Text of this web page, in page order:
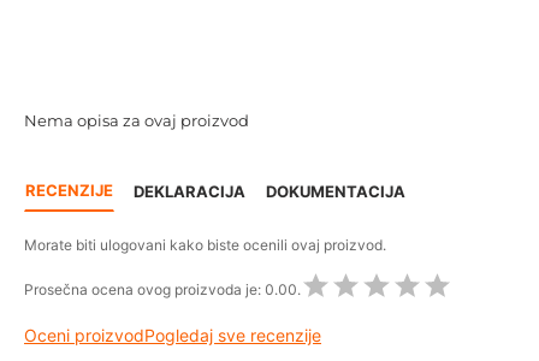
Nema opisa za ovaj proizvod
RECENZIJE DEKLARACIJA DOKUMENTACIJA
Morate biti ulogovani kako biste ocenili ovaj proizvod.
Prosečna ocena ovog proizvoda je: 0.00.
Oceni proizvodPogledaj sve recenzije